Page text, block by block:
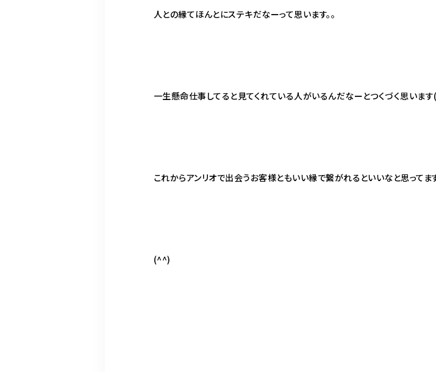
人との縁てほんとにステキだなーって思います。。
一生懸命仕事してると見てくれている人がいるんだなーとつくづく思います(
これからアンリオで出会うお客様ともいい縁で繋がれるといいなと思ってま
(^^)